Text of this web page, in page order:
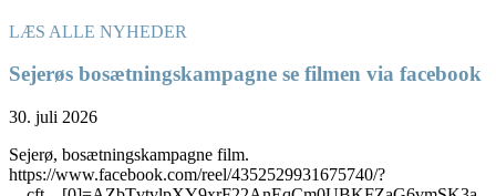
LÆS ALLE NYHEDER
Sejerøs bosætningskampagne se filmen via facebook
30. juli 2026
Sejerø, bosætningskampagne film.
https://www.facebook.com/reel/4352529931675740/?